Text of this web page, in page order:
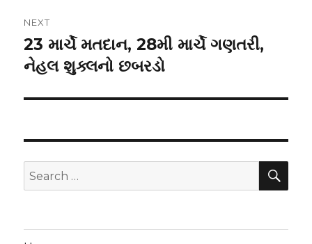
NEXT
Next
post:
23 માર્ચે મતદાન, 28મી માર્ચે ગણતરી,
નેહલ શુક્લનો છબરડો
Search
for: